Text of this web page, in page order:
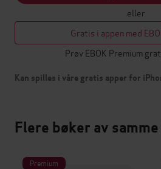
eller
Gratis i appen med
Prøv EBOK Premium
Kan spilles i våre gratis apper for
Flere bøker av
Premium